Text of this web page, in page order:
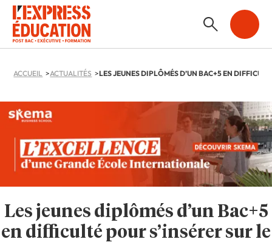
ACCUEIL ACTUALITÉS
Les jeunes diplômés d’un Bac+5
en difficulté pour s’insérer sur le